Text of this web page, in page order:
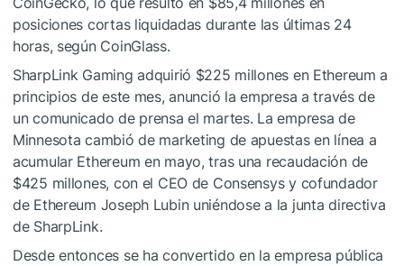
posiciones cortas liquidadas durante las últimas 24
horas, según CoinGlass.
SharpLink Gaming adquirió $225 millones en Ethereum a
principios de este mes, anunció la empresa a través de
un comunicado de prensa el martes. La empresa de
Minnesota cambió de marketing de apuestas en línea a
acumular Ethereum en mayo, tras una recaudación de
$425 millones, con el CEO de Consensys y cofundador
de Ethereum Joseph Lubin uniéndose a la junta directiva
de SharpLink.
Desde entonces se ha convertido en la empresa pública